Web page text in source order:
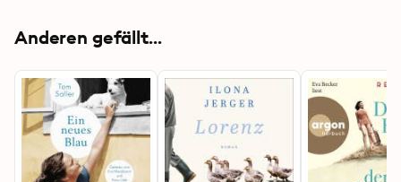
Anderen gefällt...